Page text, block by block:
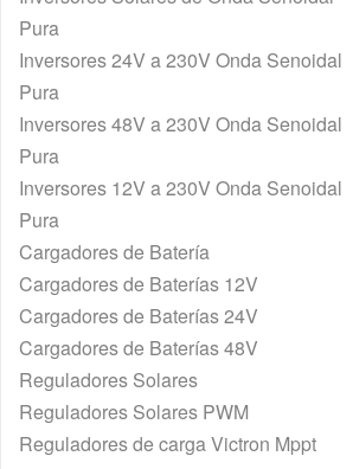
Pura
Inversores 24V a 230V Onda Senoidal
Pura
Inversores 48V a 230V Onda Senoidal
Pura
Inversores 12V a 230V Onda Senoidal
Pura
Cargadores de Batería
Cargadores de Baterías 12V
Cargadores de Baterías 24V
Cargadores de Baterías 48V
Reguladores Solares
Reguladores Solares PWM
Reguladores de carga Victron Mppt